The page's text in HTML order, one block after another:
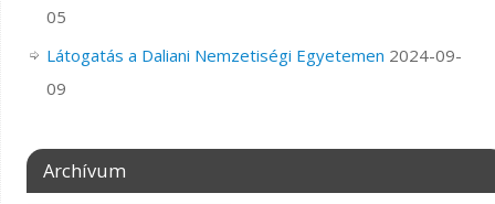
05
Látogatás a Daliani Nemzetiségi Egyetemen 2024-09-
09
Archívum